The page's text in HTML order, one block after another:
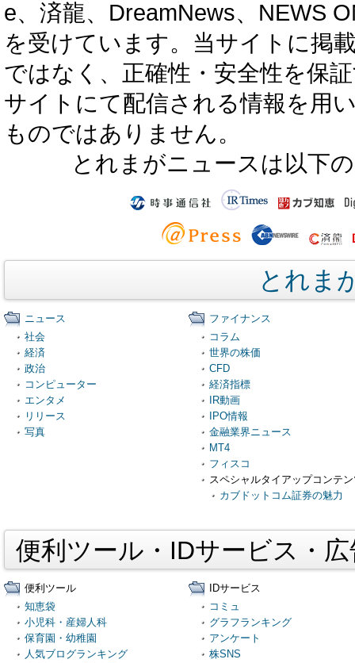
e、済龍、DreamNews、NEWS
を受けています。当サイトに掲
ではなく、正確性・安全性を保
サイトにて配信される情報を用
ものではありません。
とれまがニュースは以下
とれま
ニュース
社会
経済
政治
コンピューター
エンタメ
リリース
写真
ファイナンス
コラム
世界の株価
CFD
経済指標
IR動画
IPO情報
金融業界ニュース
MT4
フィスコ
スペシャルタイアップコンテ
カブドットコム証券の魅力
便利ツール・IDサービス・
便利ツール
知恵袋
小児科・産婦人科
保育園・幼稚園
人気ブログランキング
IDサービス
コミュ
グラフランキング
アンケート
株SNS